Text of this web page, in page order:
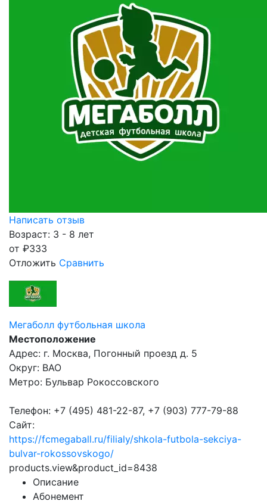
Написать отзыв
Возраст: 3 - 8 лет
от ₽333
Отложить Сравнить
Мегаболл футбольная школа
Местоположение
Адрес: г. Москва, Погонный проезд д. 5
Округ: ВАО
Метро: Бульвар Рокоссовского
Телефон: +7 (495) 481-22-87, +7 (903) 777-79-88
Сайт:
https://fcmegaball.ru/filialy/shkola-futbola-sekciya-
bulvar-rokossovskogo/
products.view&product_id=8438
Описание
Абонемент